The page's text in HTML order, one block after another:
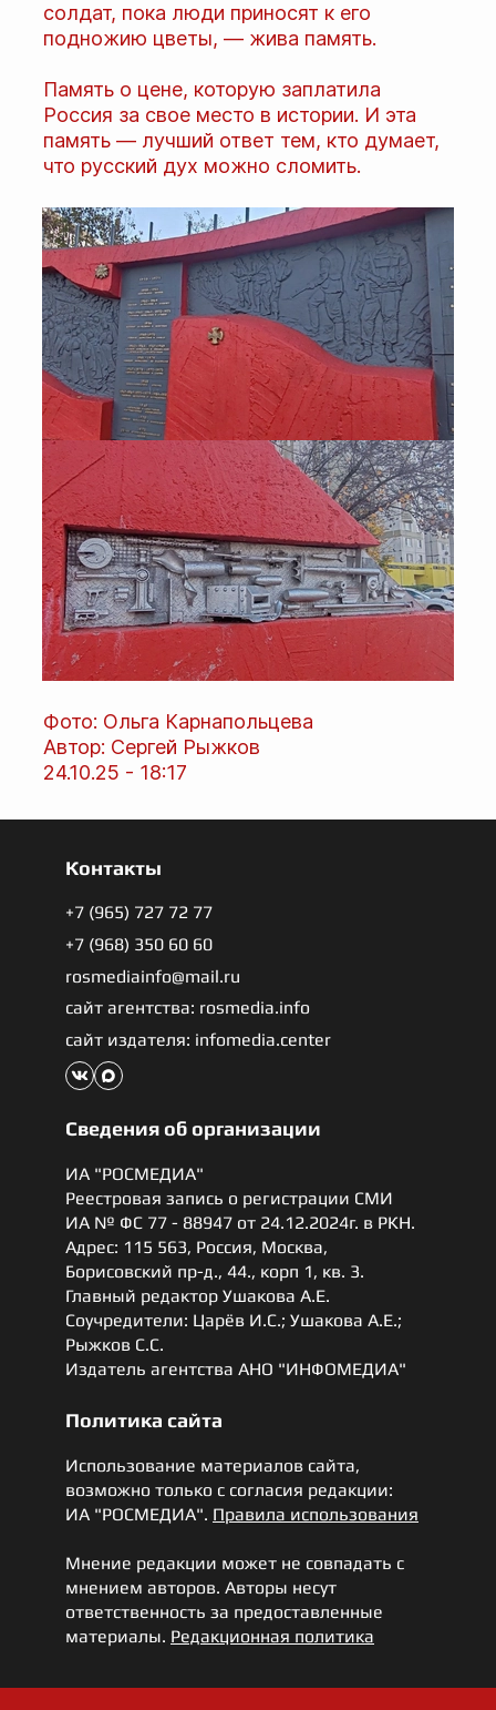
солдат, пока люди приносят к его
подножию цветы, — жива память.
Память о цене, которую заплатила
Россия за свое место в истории. И эта
память — лучший ответ тем, кто думает,
что русский дух можно сломить.
Фото: Ольга Карнапольцева
Автор: Сергей Рыжков
24.10.25 - 18:17
Контакты
+7 (965) 727 72 77
+7 (968) 350 60 60
rosmediainfo@mail.ru
сайт агентства: rosmedia.info
сайт издателя: infomedia.center
Сведения об организации
ИА "РОСМЕДИА"
Реестровая запись о регистрации СМИ
ИА № ФС 77 - 88947 от 24.12.2024г. в РКН.
Адрес: 115 563, Россия, Москва,
Борисовский пр-д., 44., корп 1, кв. 3.
Главный редактор Ушакова А.Е.
Соучредители: Царёв И.С.; Ушакова А.Е.;
Рыжков С.С.
Издатель агентства АНО "ИНФОМЕДИА"
Политика сайта
Использование материалов сайта,
возможно только с согласия редакции:
ИА "РОСМЕДИА". Правила использования
Мнение редакции может не совпадать с
мнением авторов. Авторы несут
ответственность за предоставленные
материалы. Редакционная политика